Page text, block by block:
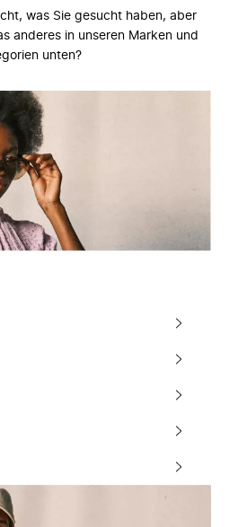
was Sie gesucht haben, aber
anderes in unseren Marken und
unten?